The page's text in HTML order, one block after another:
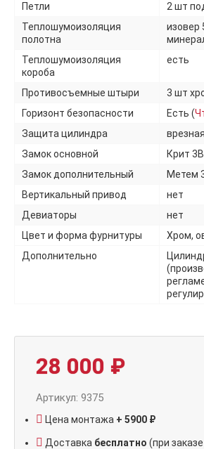
Петли
2 шт
Теплошумоизоляция
полотна
изовер
Теплошумоизоляция
короба
есть
Противосъемные штыри
3 шт
Горизонт безопасности
Есть (
Защита цилиндра
Замок основной
Крит
Замок дополнительный
Метем
Вертикальный привод
нет
Девиаторы
нет
Цвет и форма фурнитуры
Хром,
Дополнительно
28 000 ₽
Артикул: 9375
Цена монтажа + 5900 ₽
Доставка бесплатно (при